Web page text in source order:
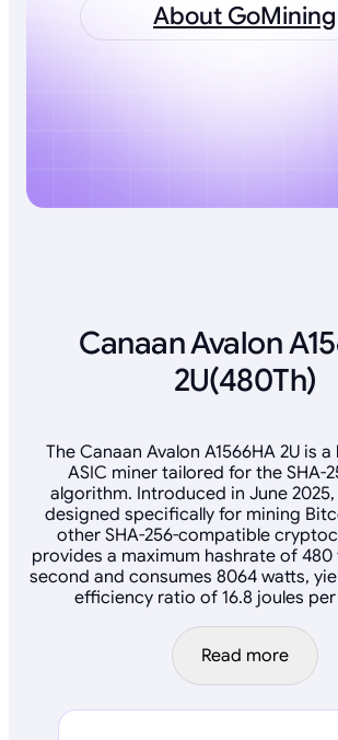
About GoMining
Canaan Avalon
2U(480Th)
The Canaan Avalon A1566HA 2U is
ASIC miner tailored for the SHA-
algorithm. Introduced in June
designed specifically for mining
other SHA-256-compatible
provides a maximum hashrate of
second and consumes 8064 watts,
efficiency ratio of 16.8 joules
Read more